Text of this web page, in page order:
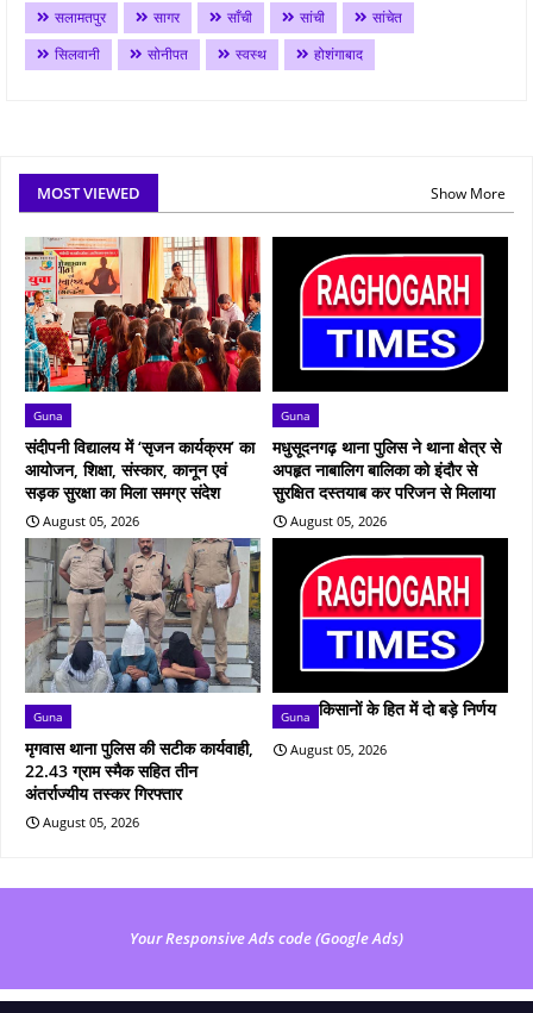
सलामतपुर सागर साँची सांची
सांचेत
सिलवानी
सोनीपत स्वस्थ होशंगाबाद
MOST VIEWED Show More
Guna
संदीपनी विद्यालय में ‘सृजन कार्यक्रम’ का
आयोजन, शिक्षा, संस्कार, कानून एवं
सड़क सुरक्षा का मिला समग्र संदेश
August 05, 2026
Guna
मधुसूदनगढ़ थाना पुलिस ने थाना क्षेत्र से
अपहृत नाबालिग बालिका को इंदौर से
सुरक्षित दस्तयाब कर परिजन से मिलाया
August 05, 2026
Guna
मृगवास थाना पुलिस की सटीक कार्यवाही,
22.43 ग्राम स्मैक सहित तीन
अंतर्राज्यीय तस्कर गिरफ्तार
August 05, 2026
Guna किसानों के हित में दो बड़े निर्णय
August 05, 2026
Your Responsive Ads code (Google Ads)